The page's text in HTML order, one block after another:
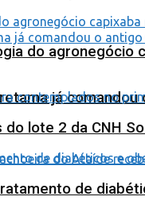
já comandou
do agronegócio
lote 2 da CNH
de